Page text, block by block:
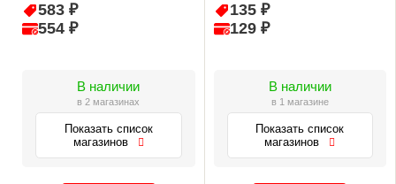
583 ₽
554 ₽
В наличии
в 2 магазинах
Показать список
магазинов
135 ₽
129 ₽
В наличии
в 1 магазине
Показать список
магазинов